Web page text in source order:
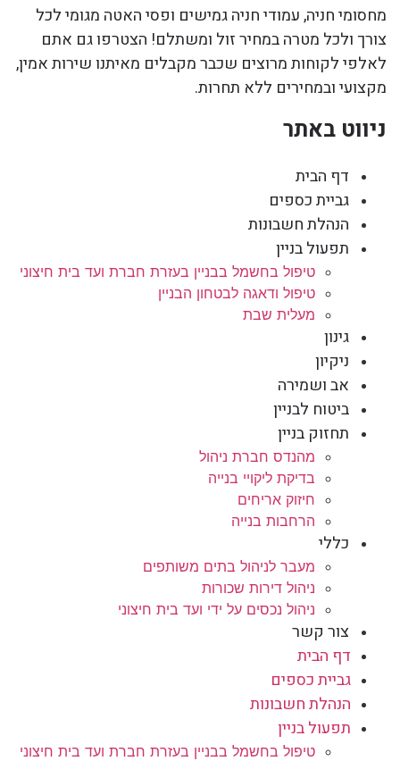
מחסומי חניה, עמודי חניה גמישים ופסי האטה מגומי לכל
צורך ולכל מטרה במחיר זול ומשתלם! הצטרפו גם אתם
לאלפי לקוחות מרוצים שכבר מקבלים מאיתנו שירות אמין,
מקצועי ובמחירים ללא תחרות.
ניווט באתר
דף הבית
גביית כספים
הנהלת חשבונות
תפעול בניין
טיפול בחשמל בבניין בעזרת חברת ועד בית חיצוני
טיפול ודאגה לבטחון הבניין
מעלית שבת
גינון
ניקיון
אב ושמירה
ביטוח לבניין
תחזוק בניין
מהנדס חברת ניהול
בדיקת ליקויי בנייה
חיזוק אריחים
הרחבות בנייה
כללי
מעבר לניהול בתים משותפים
ניהול דירות שכורות
ניהול נכסים על ידי ועד בית חיצוני
צור קשר
דף הבית
גביית כספים
הנהלת חשבונות
תפעול בניין
טיפול בחשמל בבניין בעזרת חברת ועד בית חיצוני